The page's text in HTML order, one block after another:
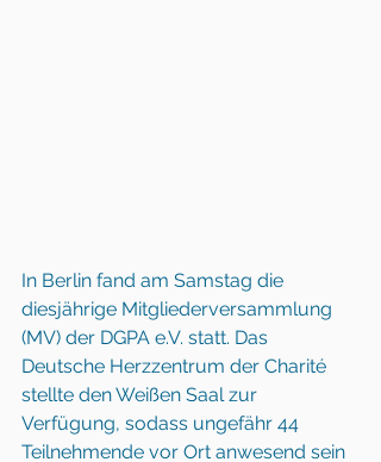
In Berlin fand am Samstag die
diesjährige Mitgliederversammlung
(MV) der DGPA e.V. statt. Das
Deutsche Herzzentrum der Charité
stellte den Weißen Saal zur
Verfügung, sodass ungefähr 44
Teilnehmende vor Ort anwesend sein